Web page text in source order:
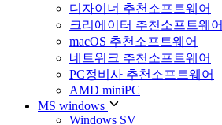
디자이너 추천소프트웨어
크리에이터 추천소프트웨어
macOS 추천소프트웨어
네트워크 추천소프트웨어
PC정비사 추천소프트웨어
AMD miniPC
MS windows
Windows SV